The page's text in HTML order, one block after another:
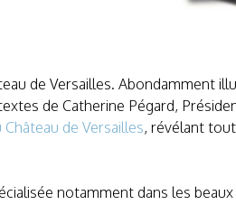
de Versailles. Abondamment
de Catherine Pégard,
de Versailles, révélant
notamment dans les